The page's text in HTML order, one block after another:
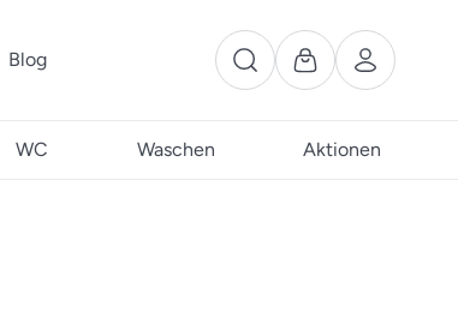
Blog
WC Waschen Aktionen